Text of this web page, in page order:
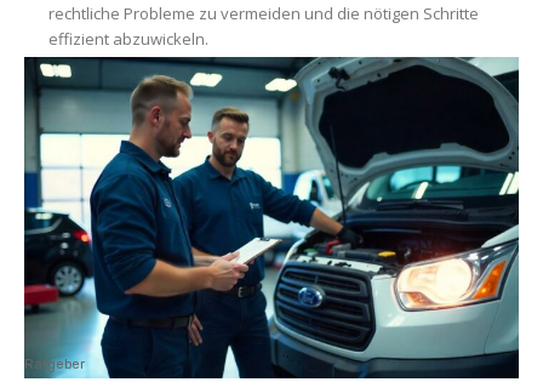
rechtliche Probleme zu vermeiden und die nötigen Schritte
effizient abzuwickeln.
Ratgeber